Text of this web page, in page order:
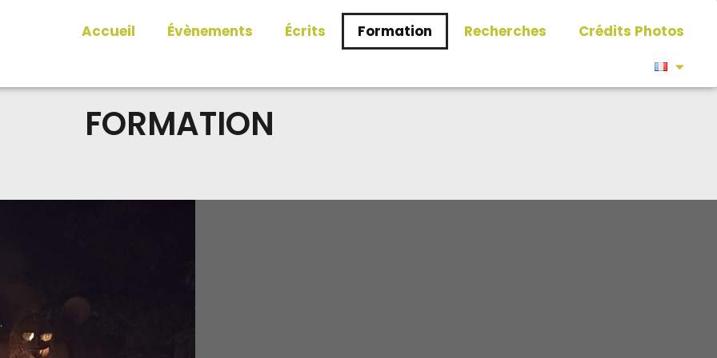
Accueil Évènements Écrits Formation Recherches Crédits Photos
FORMATION